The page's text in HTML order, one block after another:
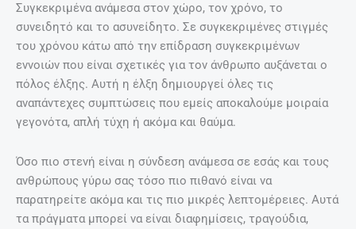
Συγκεκριμένα ανάμεσα στον χώρο, τον χρόνο, το
συνειδητό και το ασυνείδητο. Σε συγκεκριμένες στιγμές
του χρόνου κάτω από την επίδραση συγκεκριμένων
εννοιών που είναι σχετικές για τον άνθρωπο αυξάνεται ο
πόλος έλξης. Αυτή η έλξη δημιουργεί όλες τις
αναπάντεχες συμπτώσεις που εμείς αποκαλούμε μοιραία
γεγονότα, απλή τύχη ή ακόμα και θαύμα.
Όσο πιο στενή είναι η σύνδεση ανάμεσα σε εσάς και τους
ανθρώπους γύρω σας τόσο πιο πιθανό είναι να
παρατηρείτε ακόμα και τις πιο μικρές λεπτομέρειες. Αυτά
τα πράγματα μπορεί να είναι διαφημίσεις, τραγούδια,